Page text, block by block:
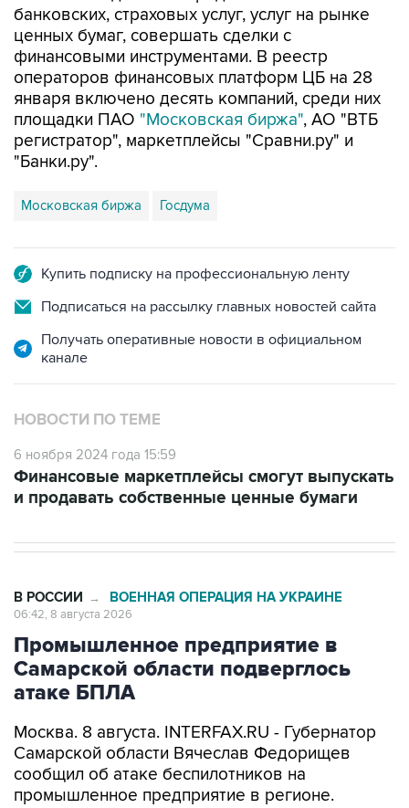
банковских, страховых услуг, услуг на рынке
ценных бумаг, совершать сделки с
финансовыми инструментами. В реестр
операторов финансовых платформ ЦБ на 28
января включено десять компаний, среди них
площадки ПАО "Московская биржа", АО "ВТБ
регистратор", маркетплейсы "Сравни.ру" и
"Банки.ру".
Московская биржа Госдума
Купить подписку на профессиональную ленту
Подписаться на рассылку главных новостей сайта
Получать оперативные новости в официальном
канале
НОВОСТИ ПО ТЕМЕ
6 ноября 2024 года 15:59
Финансовые маркетплейсы смогут выпускать
и продавать собственные ценные бумаги
В РОССИИ → ВОЕННАЯ ОПЕРАЦИЯ НА УКРАИНЕ
06:42, 8 августа 2026
Промышленное предприятие в
Самарской области подверглось
атаке БПЛА
Москва. 8 августа. INTERFAX.RU - Губернатор
Самарской области Вячеслав Федорищев
сообщил об атаке беспилотников на
промышленное предприятие в регионе.